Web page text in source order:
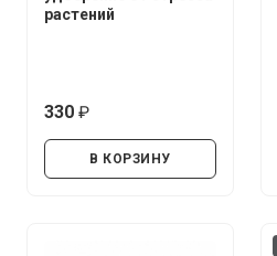
растений
330
В КОРЗИНУ